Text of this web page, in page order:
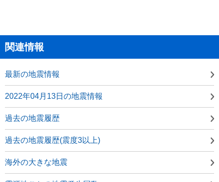
関連情報
最新の地震情報
2022年04月13日の地震情報
過去の地震履歴
過去の地震履歴(震度3以上)
海外の大きな地震